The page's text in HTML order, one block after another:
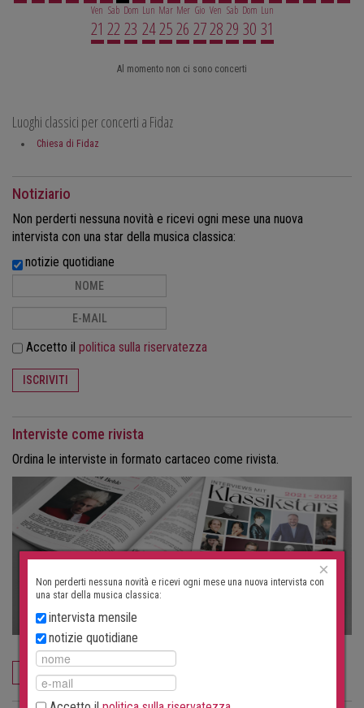
Ven
21
Sab
22
Dom
23
Lun
24
Mar
25
Mer
26
Gio
27
Ven
28
Sab
29
Dom
30
Lun
31
Al momento non ci sono concerti
Luoghi classici per concerti a Fidaz
Chiesa di Fidaz
Notiziario
Non perderti nessuna novità e ricevi ogni mese una nuova
intervista con una star della musica classica:
notizie quotidiane
Accetto il politica sulla riservatezza
ISCRIVITI
Interviste come rivista
Ordina le interviste in formato cartaceo come rivista.
ORDINA ORA
×
Non perderti nessuna novità e ricevi ogni mese una nuova intervista con
una star della musica classica:
intervista mensile
notizie quotidiane